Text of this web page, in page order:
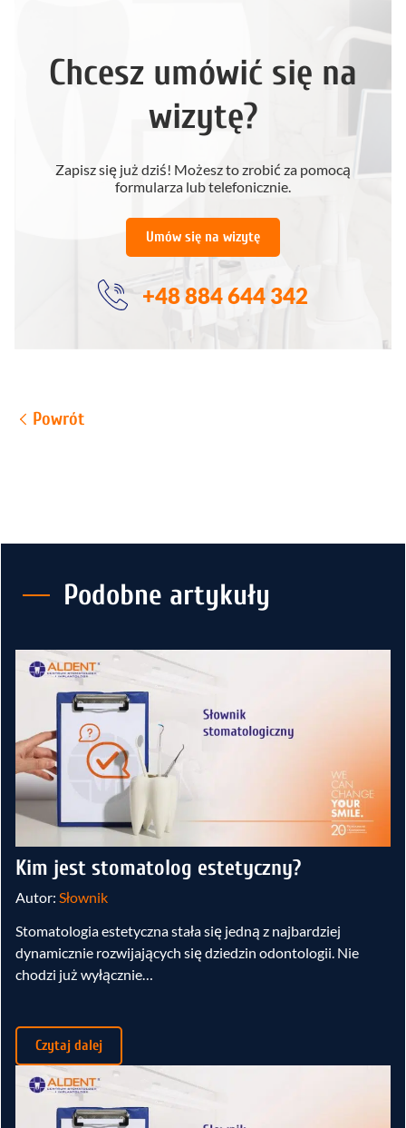
Chcesz umówić się na
wizytę?
Zapisz się już dziś! Możesz to zrobić za pomocą
formularza lub telefonicznie.
Umów się na wizytę
+48 884 644 342
Powrót
Podobne artykuły
Kim jest stomatolog estetyczny?
Autor: Słownik
Stomatologia estetyczna stała się jedną z najbardziej
dynamicznie rozwijających się dziedzin odontologii. Nie
chodzi już wyłącznie…
Czytaj dalej